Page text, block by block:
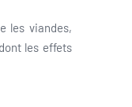
les viandes,
les effets